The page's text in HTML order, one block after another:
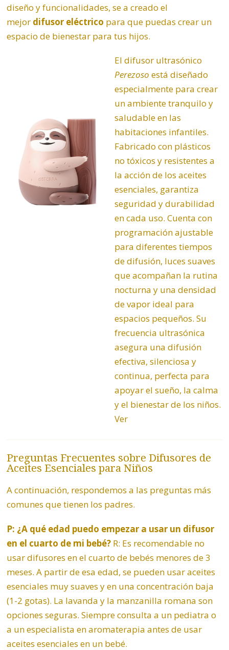
diseño y funcionalidades, se a creado el
mejor difusor eléctrico para que puedas crear un
espacio de bienestar para tus hijos.
El difusor ultrasónico
Perezoso está diseñado
especialmente para crear
un ambiente tranquilo y
saludable en las
habitaciones infantiles.
Fabricado con plásticos
no tóxicos y resistentes a
la acción de los aceites
esenciales, garantiza
seguridad y durabilidad
en cada uso. Cuenta con
programación ajustable
para diferentes tiempos
de difusión, luces suaves
que acompañan la rutina
nocturna y una densidad
de vapor ideal para
espacios pequeños. Su
frecuencia ultrasónica
asegura una difusión
efectiva, silenciosa y
continua, perfecta para
apoyar el sueño, la calma
y el bienestar de los niños.
Ver
Preguntas Frecuentes sobre Difusores de
Aceites Esenciales para Niños
A continuación, respondemos a las preguntas más
comunes que tienen los padres.
P: ¿A qué edad puedo empezar a usar un difusor
en el cuarto de mi bebé?R: Es recomendable no
usar difusores en el cuarto de bebés menores de 3
meses. A partir de esa edad, se pueden usar aceites
esenciales muy suaves y en una concentración baja
(1-2 gotas). La lavanda y la manzanilla romana son
opciones seguras. Siempre consulta a un pediatra o
a un especialista en aromaterapia antes de usar
aceites esenciales en un bebé.